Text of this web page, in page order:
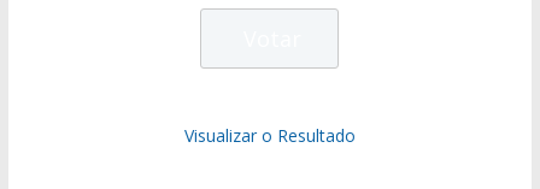
Visualizar o Resultado